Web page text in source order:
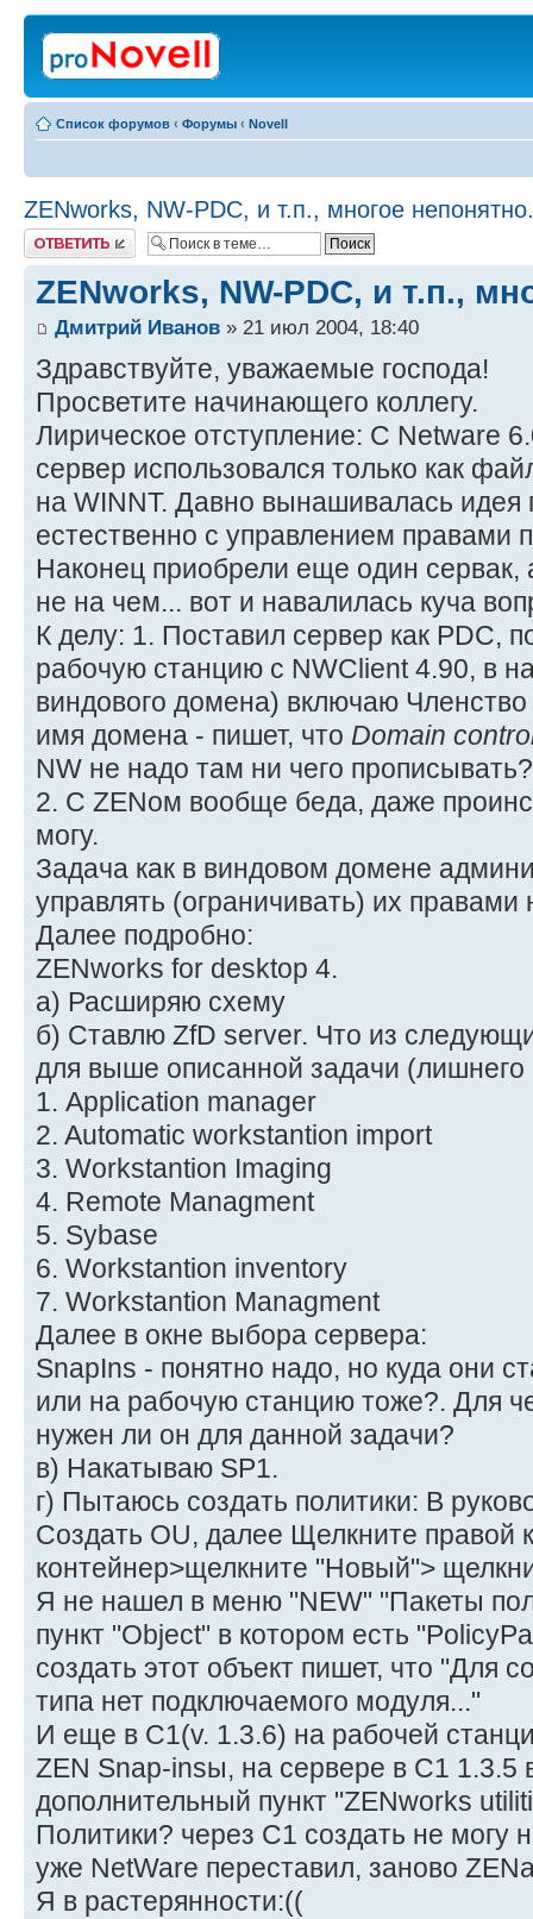
Список форумов ‹ Форумы ‹ Novell
ZENworks, NW-PDC, и т.п., многое
Ответить
ZENworks, NW-PDC, и т.п.,
Дмитрий Иванов » 21 июл 2004, 18:40
Здравствуйте, уважаемые господа!
Просветите начинающего коллегу.
Лирическое отступление: С Netware
сервер использовался только как
на WINNT. Давно вынашивалась идея
естественно с управлением правами
Наконец приобрели еще один
не на чем... вот и навалилась куча
К делу: 1. Поставил сервер как PDC,
рабочую станцию c NWClient 4.90, в
виндового домена) включаю
имя домена - пишет, что Domain
NW не надо там ни чего прописывать?
2. С ZENом вообще беда, даже
могу.
Задача как в виндовом домене
управлять (ограничивать) их правами
Далее подробно:
ZENworks for desktop 4.
a) Расширяю схему
б) Ставлю ZfD server. Что из
для выше описанной задачи (лишнего
1. Application manager
2. Automatic workstantion import
3. Workstantion Imaging
4. Remote Managment
5. Sybase
6. Workstantion inventory
7. Workstantion Managment
Далее в окне выбора сервера:
SnapIns - понятно надо, но куда они
или на рабочую станцию тоже?. Для
нужен ли он для данной задачи?
в) Накатываю SP1.
г) Пытаюсь создать политики: В
Создать OU, далее Щелкните правой
контейнер>щелкните "Новый">
Я не нашел в меню "NEW" "Пакеты
пункт "Object" в котором есть
создать этот объект пишет, что "Для
типа нет подключаемого модуля..."
И еще в С1(v. 1.3.6) на рабочей
ZEN Snap-insы, на сервере в С1 1.3.5
дополнительный пункт "ZENworks
Политики? через С1 создать не могу
уже NetWare переставил, заново
Я в растерянности:((